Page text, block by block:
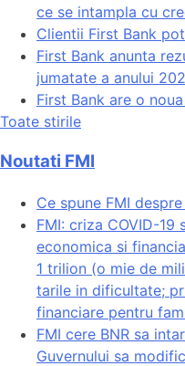
ce se intampla cu
Clientii First Bank
First Bank anunta
jumatate a anului
First Bank are o
Toate stirile
Noutati FMI
Ce spune FMI
FMI: criza COVID-
economica si
1 trilion (o mie de
tarile in dificultate;
financiare pentru
FMI cere BNR sa
Guvernului sa